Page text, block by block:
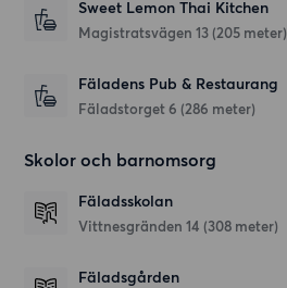
Sweet Lemon Thai Kitchen
Magistratsvägen 13 (205 meter)
Fäladens Pub & Restaurang
Fäladstorget 6 (286 meter)
Skolor och barnomsorg
Fäladsskolan
Vittnesgränden 14 (308 meter)
Fäladsgården